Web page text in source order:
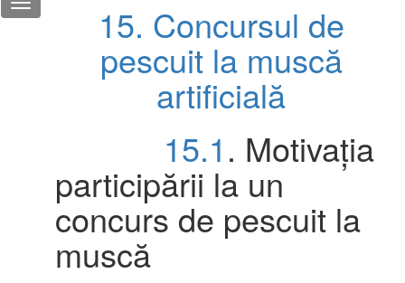
15. Concursul de
pescuit la muscă
artificială
15.1. Motivația
participării la un
concurs de pescuit la
muscă